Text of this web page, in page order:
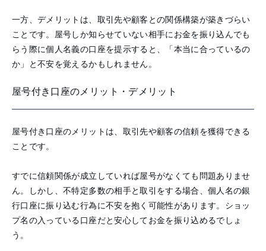
一方、デメリットは、取引先や顧客との関係構築が築きづらい
ことです。屋号しか知らせていない相手にお金を振り込んでも
らう際に個人名義の口座を提示すると、「本当に合っているの
か」と不安を覚えるかもしれません。
屋号付き口座のメリット・デメリット
屋号付き口座のメリットは、取引先や顧客の信頼を獲得できる
ことです。
すでに信頼関係が成立していれば屋号がなくても問題ありませ
ん。しかし、不特定多数の相手と取引をする場合、個人名の銀
行口座に振り込む行為に不安を抱く可能性があります。ショッ
プ名の入っている口座だと安心してお金を振り込めるでしょ
う。